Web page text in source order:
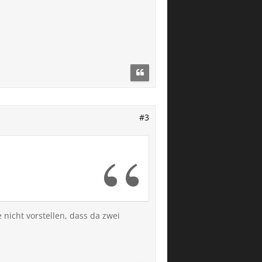
#3
vorstellen, dass da zwei